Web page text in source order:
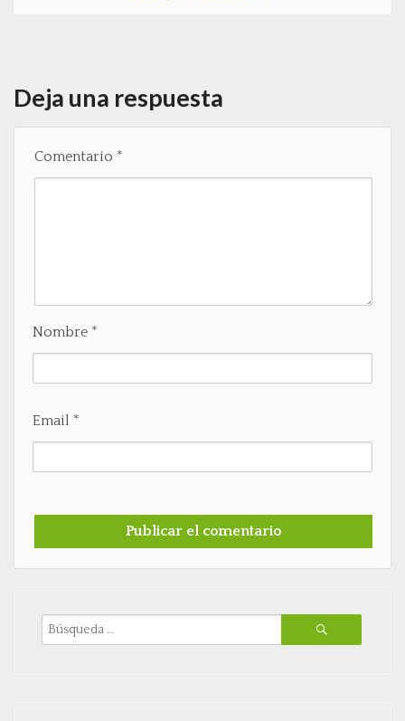
Deja una respuesta
Comentario *
Nombre *
Email *